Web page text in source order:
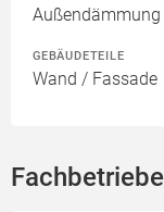
Außendämmung
GEBÄUDETEILE
Wand / Fassade